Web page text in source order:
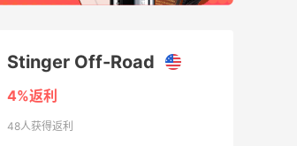
Stinger Off-Road
4%返利
48人获得返利